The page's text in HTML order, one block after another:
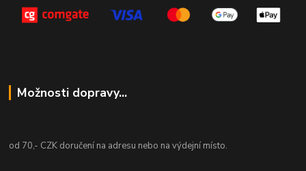
Možnosti dopravy...
od 70,- CZK doručení na adresu nebo na výdejní místo.